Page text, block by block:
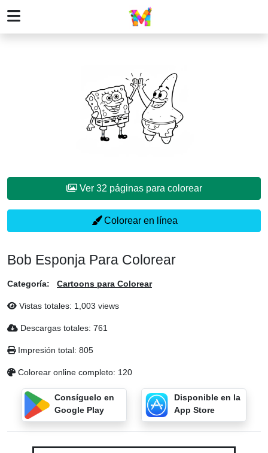
Ver 32 páginas para colorear
Colorear en línea
Bob Esponja Para Colorear
Categoría: Cartoons para Colorear
Vistas totales: 1,003 views
Descargas totales: 761
Impresión total: 805
Colorear online completo: 120
Consíguelo en
Google Play
Disponible en la
App Store